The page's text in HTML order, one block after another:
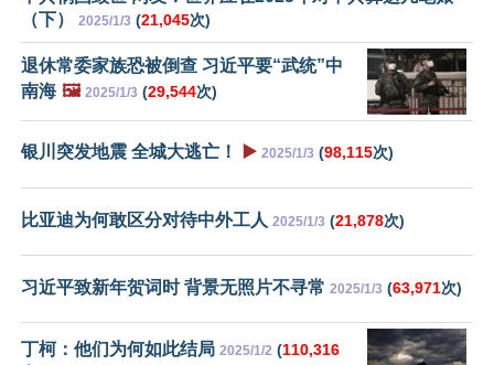
（下）
2025/1/3 (21,045次)
退休常委家族恐被倒查 习近平要“武统”中
南海 🖼️ 2025/1/3 (29,544次)
银川突发地震 全城大逃亡！ ▶️ 2025/1/3 (98,115次)
比亚迪为何敢区分对待中外工人 2025/1/3 (21,878次)
习近平致新年贺词时 背景无照片不寻常 2025/1/3 (63,971次)
丁柯：他们为何如此结局 2025/1/2 (110,316